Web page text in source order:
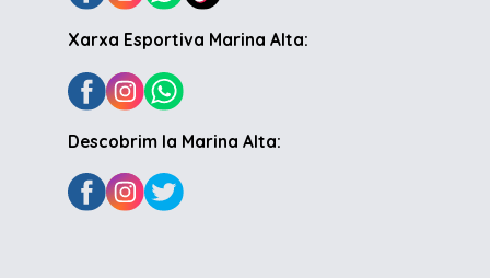
Xarxa Esportiva Marina Alta:
Descobrim la Marina Alta: